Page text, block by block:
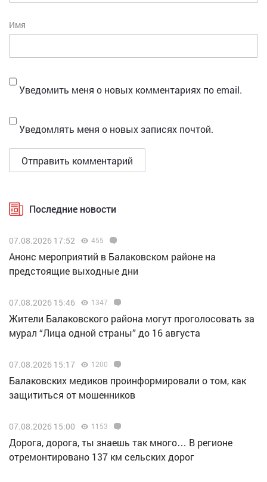
Имя
Уведомить меня о новых комментариях по email.
Уведомлять меня о новых записях почтой.
Последние новости
07.08.2026 17:52 455
Анонс мероприятий в Балаковском районе на
предстоящие выходные дни
07.08.2026 15:46 1347
Жители Балаковского района могут проголосовать за
мурал “Лица одной страны” до 16 августа
07.08.2026 15:17 1200
Балаковских медиков проинформировали о том, как
защититься от мошенников
07.08.2026 15:00 1153
Дорога, дорога, ты знаешь так много… В регионе
отремонтировано 137 км сельских дорог